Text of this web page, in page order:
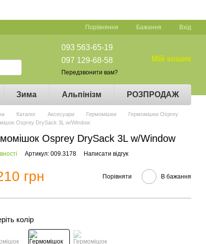
Порівняння Бажання Вхід
093 563-65-19
097 129-68-58
Передзвонити вам?
Мій кошик
Зима Альпінізм РОЗПРОДАЖ
Каталог Аксесуари Гермомішки
Гермомішки Osprey
Osprey DrySack 3L w/Window
Osprey DrySack 3L w/Window
Артикул: 009.3178 Написати відгук
грн Порівняти В бажання
колір